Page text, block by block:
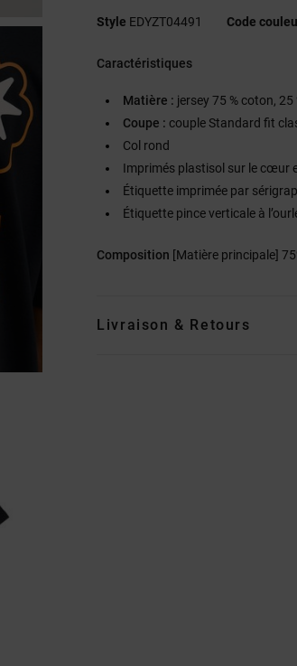
Style EDYZT04491 Code
Caractéristiques
Matière : jersey 75 % coton,
Coupe : couple Standard fit
Col rond
Imprimés plastisol sur le cœur
Étiquette imprimée par
Étiquette pince verticale à
Composition [Matière principale]
Livraison & Retours